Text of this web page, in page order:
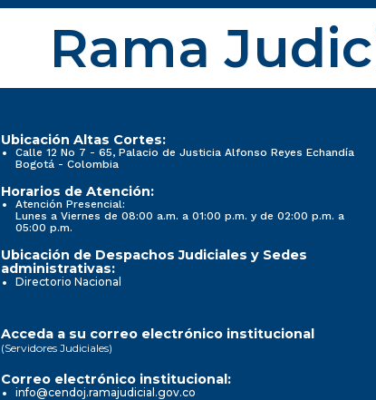
Rama
Ubicación Altas Cortes:
Calle 12 No 7 - 65, Palacio de Justicia Alfonso Reyes Echandía
Bogotá - Colombia
Horarios de Atención:
Atención Presencial:
Lunes a Viernes de 08:00 a.m. a 01:00 p.m. y de 02:00 p.m. a
05:00 p.m.
Ubicación de Despachos Judiciales y Sedes
administrativas:
Directorio Nacional
Acceda a su correo electrónico institucional
(Servidores Judiciales)
Correo electrónico institucional:
info@cendoj.ramajudicial.gov.co